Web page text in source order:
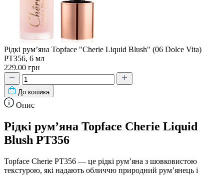
Рідкі рум’яна Topface "Cherie Liquid Blush" (06 Dolce Vita)
PT356, 6 мл
229.00 грн
До кошика
Опис
Рідкі рум’яна Topface Cherie Liquid
Blush PT356
Topface Cherie PT356 — це рідкі рум’яна з шовковистою
текстурою, які надають обличчю природний рум’янець і